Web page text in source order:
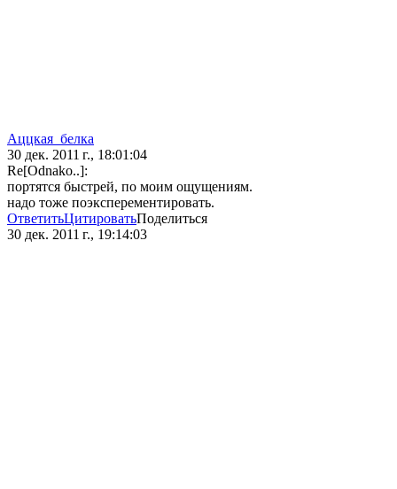
Аццкая_белка
30 дек. 2011 г., 18:01:04
Re[Odnako..]:
портятся быстрей, по моим ощущениям.
надо тоже поэксперементировать.
ОтветитьЦитироватьПоделиться
30 дек. 2011 г., 19:14:03